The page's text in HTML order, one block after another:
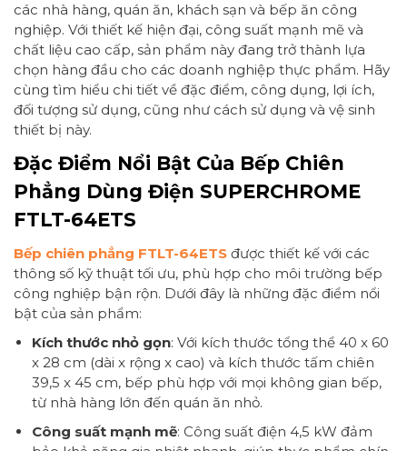
các nhà hàng, quán ăn, khách sạn và bếp ăn công
nghiệp. Với thiết kế hiện đại, công suất mạnh mẽ và
chất liệu cao cấp, sản phẩm này đang trở thành lựa
chọn hàng đầu cho các doanh nghiệp thực phẩm. Hãy
cùng tìm hiểu chi tiết về đặc điểm, công dụng, lợi ích,
đối tượng sử dụng, cũng như cách sử dụng và vệ sinh
thiết bị này.
Đặc Điểm Nổi Bật Của Bếp Chiên
Phẳng Dùng Điện SUPERCHROME
FTLT-64ETS
Bếp chiên phẳng FTLT-64ETS được thiết kế với các
thông số kỹ thuật tối ưu, phù hợp cho môi trường bếp
công nghiệp bận rộn. Dưới đây là những đặc điểm nổi
bật của sản phẩm:
Kích thước nhỏ gọn: Với kích thước tổng thể 40 x 60
x 28 cm (dài x rộng x cao) và kích thước tấm chiên
39,5 x 45 cm, bếp phù hợp với mọi không gian bếp,
từ nhà hàng lớn đến quán ăn nhỏ.
Công suất mạnh mẽ: Công suất điện 4,5 kW đảm